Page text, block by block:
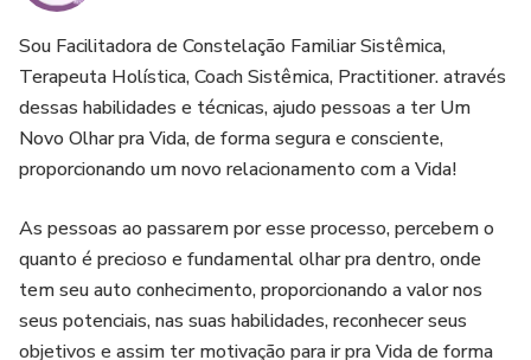
Sou Facilitadora de Constelação Familiar Sistêmica,
Terapeuta Holística, Coach Sistêmica, Practitioner. através
dessas habilidades e técnicas, ajudo pessoas a ter Um
Novo Olhar pra Vida, de forma segura e consciente,
proporcionando um novo relacionamento com a Vida!
As pessoas ao passarem por esse processo, percebem o
quanto é precioso e fundamental olhar pra dentro, onde
tem seu auto conhecimento, proporcionando a valor nos
seus potenciais, nas suas habilidades, reconhecer seus
objetivos e assim ter motivação para ir pra Vida de forma